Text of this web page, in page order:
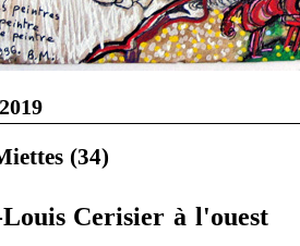
(34)
Louis Cerisier à l'ouest